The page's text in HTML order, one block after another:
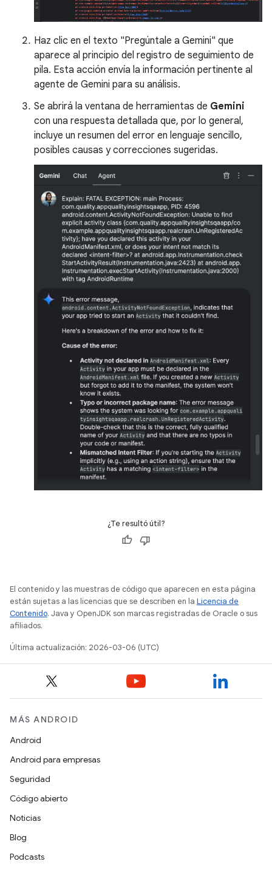
Haz clic en el texto "Pregúntale a Gemini" que
aparece al principio del registro de seguimiento de
pila. Esta acción envía la información pertinente al
agente de Gemini para su análisis.
Se abrirá la ventana de herramientas de Gemini
con una respuesta detallada que, por lo general,
incluye un resumen del error en lenguaje sencillo,
posibles causas y correcciones sugeridas.
¿Te resultó útil?
El contenido y las muestras de código que aparecen en esta página
están sujetas a las licencias que se describen en la Licencia de
Contenido. Java y OpenJDK son marcas registradas de Oracle o sus
afiliados.
Última actualización: 2026-03-06 (UTC)
MÁS ANDROID
Android
Android para empresas
Seguridad
Código abierto
Noticias
Blog
Podcasts